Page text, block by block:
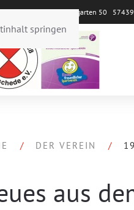
springen
Repetal Im Weingarten 50
DER VEREIN
aus